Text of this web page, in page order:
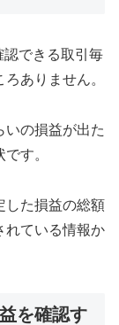
できる取引毎
ありません。
いの損益が出た
す。
した損益の総額
れている情報か
を確認す